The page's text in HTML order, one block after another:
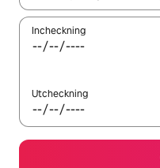
Incheckning
Utcheckning